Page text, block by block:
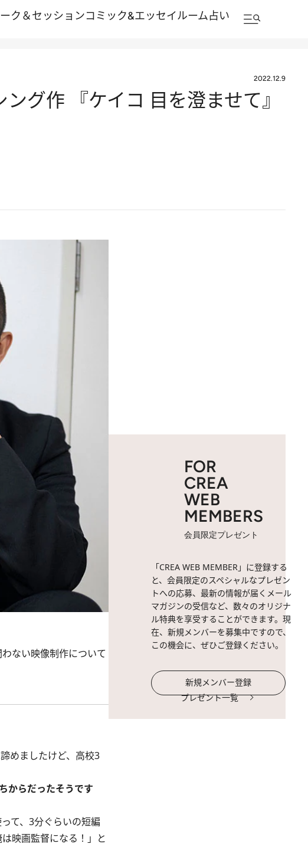
ーク＆セッションコミック&エッセイルーム占い
2022.12.9
グ作 『ケイコ 目を澄ませて』
ない映像制作について
めましたけど、高校3
からだったそうです
て、3分ぐらいの短編
映画監督になる！」と
FOR
CREA
WEB
MEMBERS
会員限定プレゼント
「CREA WEB MEMBER」に登録する
と、会員限定のスペシャルなプレゼン
トへの応募、最新の情報が届くメール
マガジンの受信など、数々のオリジナ
ル特典を享受することができます。現
在、新規メンバーを募集中ですので、
この機会に、ぜひご登録ください。
新規メンバー登録
プレゼント一覧